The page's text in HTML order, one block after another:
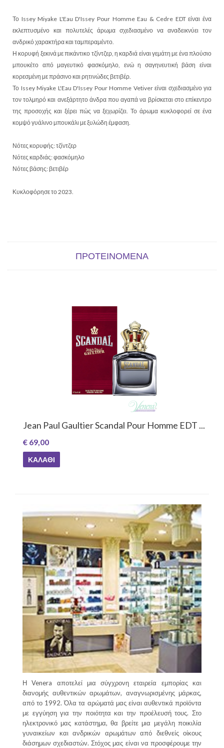
Το Issey Miyake L'Eau D'Issey Pour Homme Eau & Cedre EDT είναι ένα
εκλεπτυσμένο και πολυτελές άρωμα σχεδιασμένο να αναδεικνύει τον
ανδρικό χαρακτήρα και ταμπεραμέντο.
Η κορυφή ξεκινά με πικάντικο τζίντζερ, η καρδιά είναι γεμάτη με ένα πλούσιο
μπουκέτο από μαγευτικό φασκόμηλο, ενώ η σαγηνευτική βάση είναι
κορεσμένη με πράσινο και ρητινώδες βετιβέρ.
Το Issey Miyake L'Eau D'Issey Pour Homme Vetiver είναι σχεδιασμένο για
τον τολμηρό και ανεξάρτητο άνδρα που αγαπά να βρίσκεται στο επίκεντρο
της προσοχής και ξέρει πώς να ξεχωρίζει. Το άρωμα κυκλοφορεί σε ένα
κομψό γυάλινο μπουκάλι με ξυλώδη έμφαση.
Νότες κορυφής: τζίντζερ
Νότες καρδιάς: φασκόμηλο
Νότες βάσης: βετιβέρ
Κυκλοφόρησε το 2023.
ΠΡΟΤΕΙΝΌΜΕΝΑ
Jean Paul Gaultier Scandal Pour Homme EDT ...
€ 69,00
ΚΑΛΆΘΙ
Η Venera αποτελεί μια σύγχρονη εταιρεία εμπορίας και
διανομής αυθεντικών αρωμάτων, αναγνωρισμένης μάρκας,
από το 1992. Όλα τα αρώματά μας είναι αυθεντικά προϊόντα
με εγγύηση για την ποιότητα και την προέλευσή τους. Στο
ηλεκτρονικό μας κατάστημα, θα βρείτε μια μεγάλη ποικιλία
γυναικείων και ανδρικών αρωμάτων από διεθνείς οίκους
διάσημων σχεδιαστών. Στόχος μας είναι να προσφέρουμε την